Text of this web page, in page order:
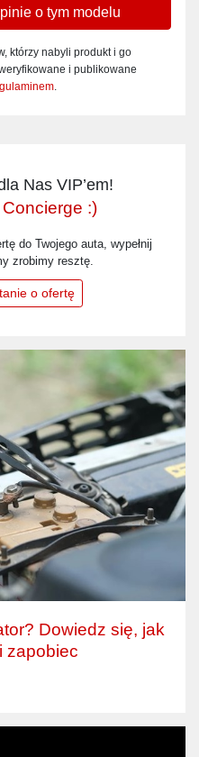
o tym modelu
którzy nabyli produkt i go
i publikowane
.
Nas VIP’em!
:)
do Twojego auta, wypełnij
zrobimy resztę.
o ofertę
Dowiedz się, jak
zapobiec